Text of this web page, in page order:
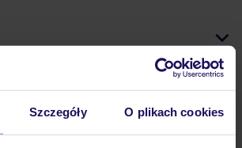
Szczegóły O plikach cookies